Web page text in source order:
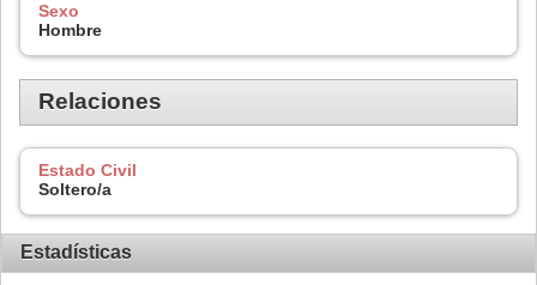
Sexo
Hombre
Relaciones
Estado Civil
Soltero/a
Estadísticas